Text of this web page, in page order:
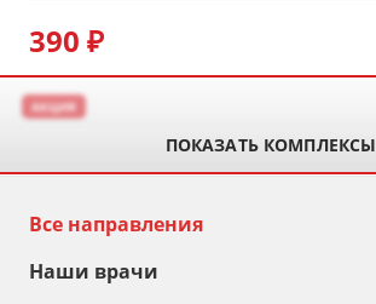
390 ₽
АКЦИЯ
ПОКАЗАТЬ КОМПЛЕКСЫ
Все направления
Наши врачи